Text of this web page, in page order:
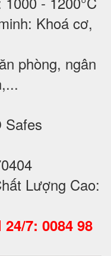
Khoá cơ,
phòng, ngân
Safes
Lượng Cao:
7: 0084 98